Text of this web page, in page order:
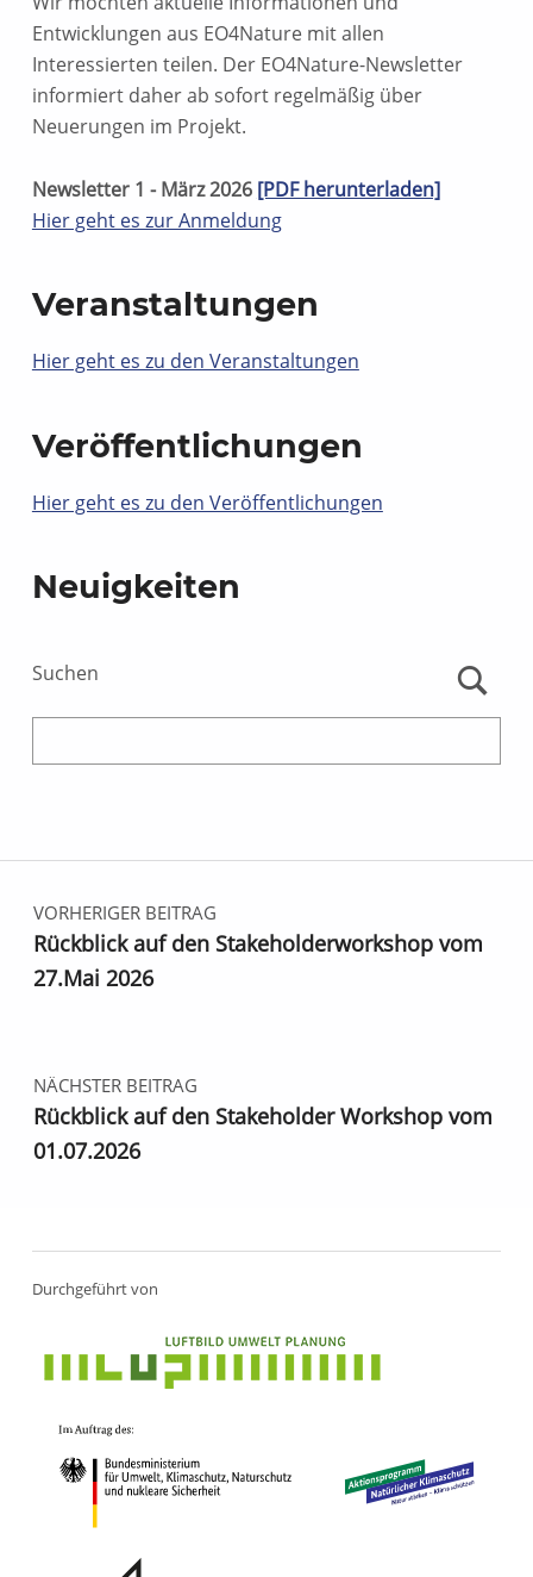
Entwicklungen aus EO4Nature mit allen
Interessierten teilen. Der EO4Nature-Newsletter
informiert daher ab sofort regelmäßig über
Neuerungen im Projekt.
Newsletter 1 - März 2026 [PDF herunterladen]
Hier geht es zur Anmeldung
Veranstaltungen
Hier geht es zu den Veranstaltungen
Veröffentlichungen
Hier geht es zu den Veröffentlichungen
Neuigkeiten
Suchen
Beitrags-Navigation
VORHERIGER BEITRAG
Rückblick auf den Stakeholderworkshop vom
27.Mai 2026
NÄCHSTER BEITRAG
Rückblick auf den Stakeholder Workshop vom
01.07.2026
Durchgeführt von